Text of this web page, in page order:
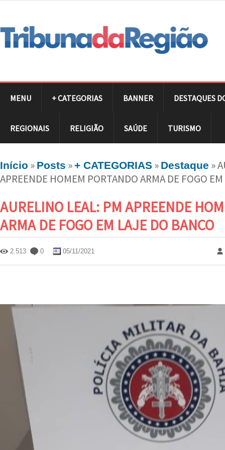
MENU + CATEGORIAS BANNER DESTAQUES
REGIONAIS RELIGIÃO SAÚDE TURISMO
Início » Posts »+ CATEGORIAS » Destaque »
APREENDE HOMEM PORTANDO ARMA DE FOGO
AURELINO LEAL: PM APREENDE
ARMA DE FOGO EM LAJE DO BANCO
2.513 0 05/11/2021